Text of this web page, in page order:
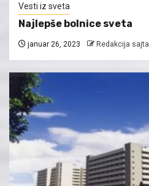
Vesti iz sveta
Najlepše bolnice sveta
januar 26, 2023 Redakcija sajta